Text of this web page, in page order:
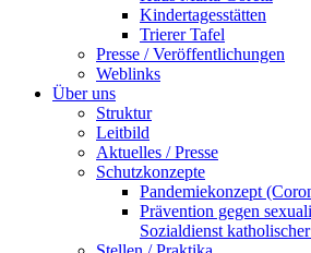
Kindertagesstätten
Trierer Tafel
Presse / Veröffentlichungen
Weblinks
Über uns
Struktur
Leitbild
Aktuelles / Presse
Schutzkonzepte
Pandemiekonzept
Prävention gegen
Sozialdienst